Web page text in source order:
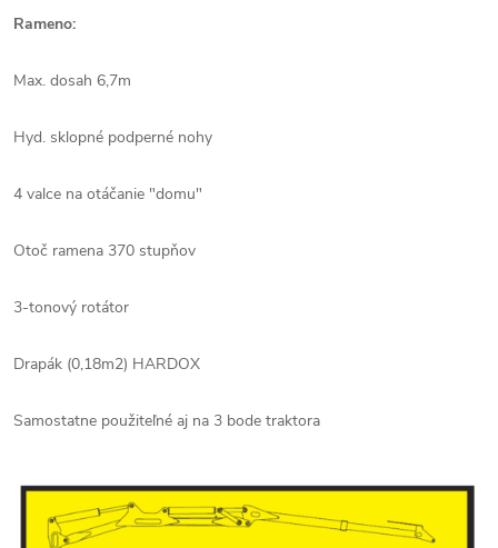
Rameno:
Max. dosah 6,7m
Hyd. sklopné podperné nohy
4 valce na otáčanie "domu"
Otoč ramena 370 stupňov
3-tonový rotátor
Drapák (0,18m2) HARDOX
Samostatne použiteľné aj na 3 bode traktora